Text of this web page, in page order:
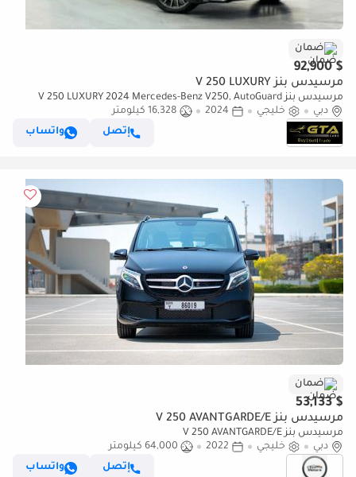
ضمان
$ 92,900
مرسيدس بنز V 250 LUXURY
مرسيدس بنز V 250 LUXURY 2024 Mercedes-Benz V250, AutoGuard
Warranty, Excellent Condition, GCC Specs.
دبي خليجي 2024
16,328 كيلومتر
إتصل
واتساب
ضمان
$ 53,133
مرسيدس بنز V 250 AVANTGARDE/E
مرسيدس بنز V 250 AVANTGARDE/E
دبي
خليجي 2022
64,000 كيلومتر
إتصل
واتساب